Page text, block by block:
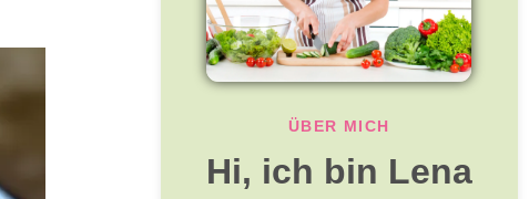
ÜBER MICH
Hi, ich bin Lena